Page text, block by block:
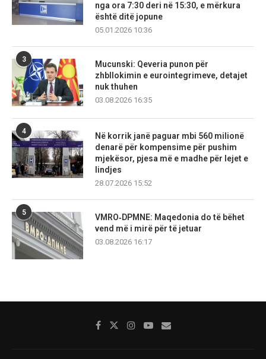
nga ora 7:30 deri në 15:30, e mërkura
është ditë jopune
05.01.2026 10:36
3
Mucunski: Qeveria punon për
zhbllokimin e eurointegrimeve, detajet
nuk thuhen
03.08.2026 16:35
4
Në korrik janë paguar mbi 560 milionë
denarë për kompensime për pushim
mjekësor, pjesa më e madhe për lejet e
lindjes
28.07.2026 15:52
5
VMRO‑DPMNE: Maqedonia do të bëhet
vend më i mirë për të jetuar
03.08.2026 16:17